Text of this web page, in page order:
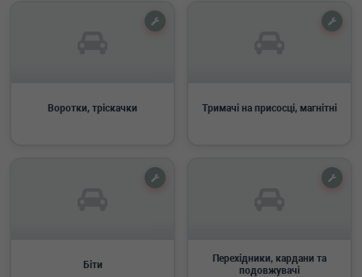
Воротки, тріскачки Тримачі на присосці, магнітні
Біти
Перехідники, кардани та
подовжувачі